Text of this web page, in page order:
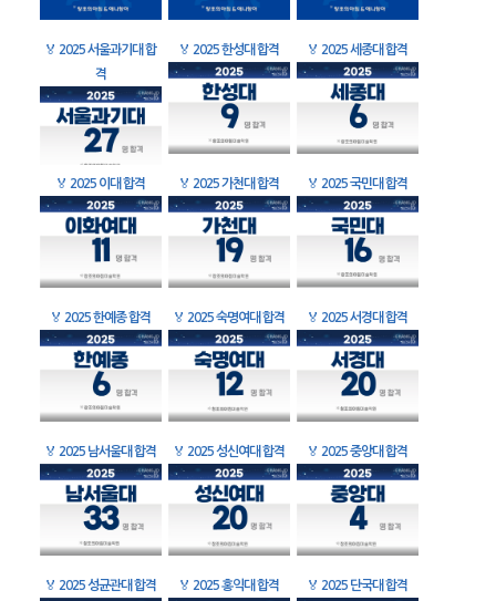
🏅 2025 서울과기대 합
격
🏅 2025 한성대 합격 🏅 2025 세종대 합격
🏅 2025 이대 합격 🏅 2025 가천대 합격 🏅 2025 국민대 합격
🏅 2025 한예종 합격 🏅 2025 숙명여대 합격 🏅 2025 서경대 합격
🏅 2025 남서울대 합격 🏅 2025 성신여대 합격 🏅 2025 중앙대 합격
🏅 2025 성균관대 합격 🏅 2025 홍익대 합격 🏅 2025 단국대 합격